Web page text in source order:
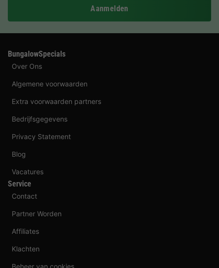
Aanmelden
BungalowSpecials
Over Ons
Algemene voorwaarden
Extra voorwaarden partners
Bedrijfsgegevens
Privacy Statement
Blog
Vacatures
Service
Contact
Partner Worden
Affiliates
Klachten
Beheer van cookies